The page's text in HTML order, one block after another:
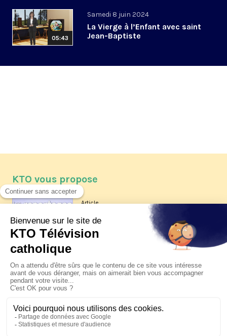
05:43
Samedi 8 juin 2024
La Vierge à l’Enfant avec saint
Jean-Baptiste
KTO vous propose
Article
Les reportages d'été 2026 de KTO
La visite pastorale du pape Léon
XIV à Assise à suivre sur KTO le
jeudi 6 août
Le pape en Uruguay, Argentine et
Pérou du 6 au 17 novembre 2026